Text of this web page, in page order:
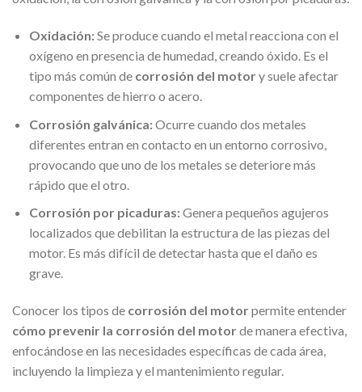
Oxidación:Se produce cuando el metal reacciona con el
oxígeno en presencia de humedad, creando óxido. Es el
tipo más común de corrosión del motory suele afectar
componentes de hierro o acero.
Corrosión galvánica:Ocurre cuando dos metales
diferentes entran en contacto en un entorno corrosivo,
provocando que uno de los metales se deteriore más
rápido que el otro.
Corrosión por picaduras:Genera pequeños agujeros
localizados que debilitan la estructura de las piezas del
motor. Es más difícil de detectar hasta que el daño es
grave.
Conocer los tipos de corrosión del motorpermite entender
cómo prevenir la corrosión del motorde manera efectiva,
enfocándose en las necesidades específicas de cada área,
incluyendo la limpieza y el mantenimiento regular.